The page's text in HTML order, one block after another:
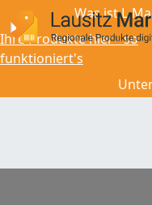
Was ist L-
Ihre Produkte hier - so
funktioniert's